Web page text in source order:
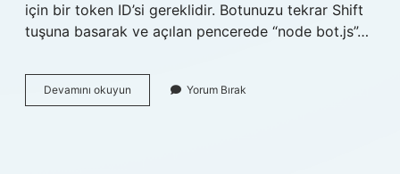
için bir token ID’si gereklidir. Botunuzu tekrar Shift
tuşuna basarak ve açılan pencerede “node bot.js”…
Devamını okuyun
Bot
Yorum Bırak